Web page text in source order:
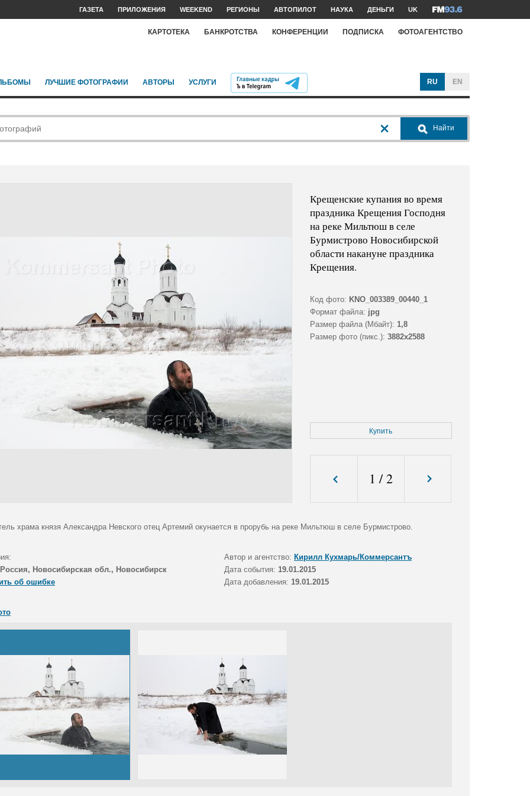
ГАЗЕТА ПРИЛОЖЕНИЯ WEEKEND РЕГИОНЫ АВТОПИЛОТ НАУКА ДЕНЬГИ UK
КАРТОТЕКА БАНКРОТСТВА КОНФЕРЕНЦИИ ПОДПИСКА ФОТОАГЕНТСТВО
ЛУЧШИЕ ФОТОГРАФИИ АВТОРЫ УСЛУГИ RU EN
Найти
Крещенские купания во время
праздника Крещения Господня
на реке Мильтюш в селе
Бурмистрово Новосибирской
области накануне праздника
Крещения.
Код фото: KNO_003389_00440_1
Формат файла: jpg
Размер файла (Мбайт): 1,8
Размер фото (пикс.): 3882x2588
Купить
1 /2
храма князя Александра Невского отец Артемий окунается в прорубь на реке Мильтюш в селе Бурмистрово.
Автор и агентство: Кирилл Кухмарь/Коммерсантъ
Россия, Новосибирская обл., Новосибирск Дата события: 19.01.2015
об ошибке
Дата добавления: 19.01.2015